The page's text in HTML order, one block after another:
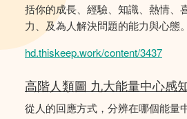
括你的成長、經驗、知識、熱情、
力、及為人解決問題的能力與心態。
hd.thiskeep.work/content/3437
高階人類圖 九大能量中心感
從人的回應方式，分辨在哪個能量